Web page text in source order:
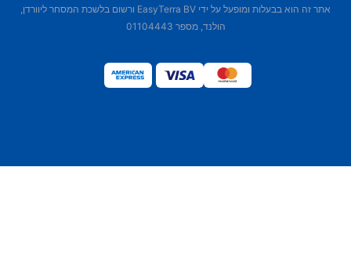
אתר זה הוא בבעלות ומופעל על ידי EasyTerra BV ורשום בלשכת המסחר ליוורדן,
הולנד, מספר 01104443